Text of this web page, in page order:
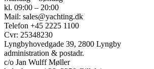
kl. 09:00 – 20:00
Mail: sales@yachting.dk
Telefon +45 2225 1100
Cvr: 25348230
Lyngbyhovedgade 39, 2800 Lyngby
administration & postadr.
c/o Jan Wulff Møller